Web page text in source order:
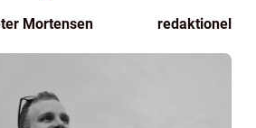
Mortensen redaktionel